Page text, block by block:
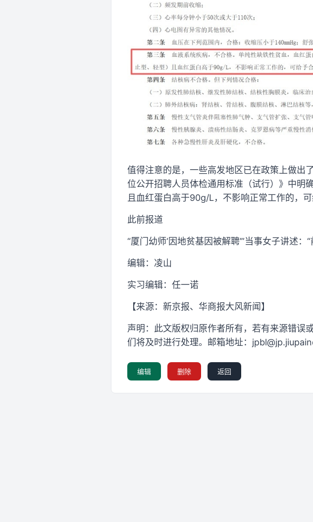
值得注意的是，一些高发地区已在政策上做出
位公开招聘人员体检通用标准（试行）》中明
且血红蛋白高于90g/L，不影响正常工作的，
此前报道
“厦门幼师‘因地贫基因被解聘’”当事女子讲述
编辑：凌山
实习编辑：任一诺
【来源：新京报、华商报大风新闻】
声明：此文版权归原作者所有，若有来源错误
们将及时进行处理。邮箱地址：
编辑 删除 返回